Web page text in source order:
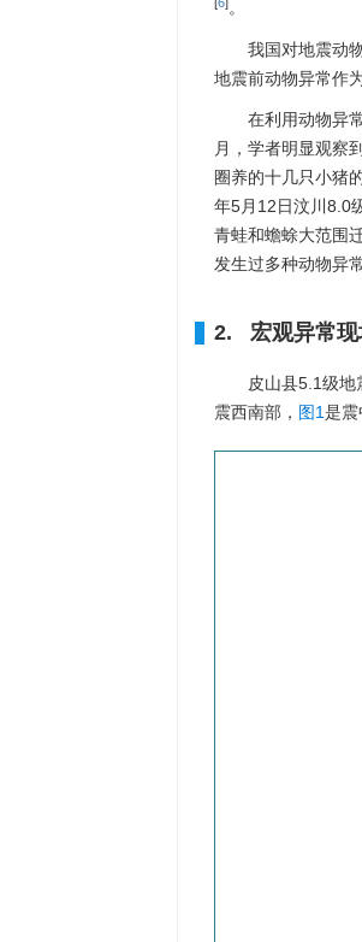
。
我国对地震动
地震前动物异常作
在利用动物异
月，学者明显观察
圈养的十几只小猪
年5月12日汶川8.0
青蛙和蟾蜍大范围
发生过多种动物异
2. 宏观异常现
皮山县5.1级
震西南部， 图1是震